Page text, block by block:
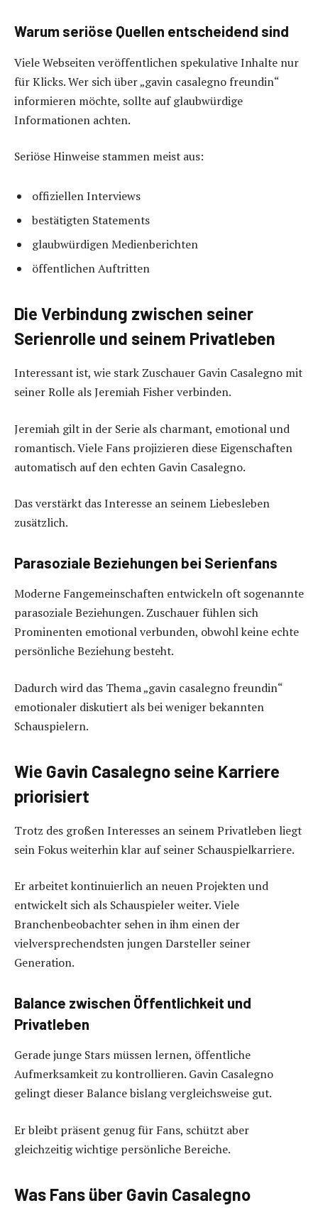
Warum seriöse Quellen entscheidend sind
Viele Webseiten veröffentlichen spekulative Inhalte nur
für Klicks. Wer sich über „gavin casalegno freundin“
informieren möchte, sollte auf glaubwürdige
Informationen achten.
Seriöse Hinweise stammen meist aus:
offiziellen Interviews
bestätigten Statements
glaubwürdigen Medienberichten
öffentlichen Auftritten
Die Verbindung zwischen seiner
Serienrolle und seinem Privatleben
Interessant ist, wie stark Zuschauer Gavin Casalegno mit
seiner Rolle als Jeremiah Fisher verbinden.
Jeremiah gilt in der Serie als charmant, emotional und
romantisch. Viele Fans projizieren diese Eigenschaften
automatisch auf den echten Gavin Casalegno.
Das verstärkt das Interesse an seinem Liebesleben
zusätzlich.
Parasoziale Beziehungen bei Serienfans
Moderne Fangemeinschaften entwickeln oft sogenannte
parasoziale Beziehungen. Zuschauer fühlen sich
Prominenten emotional verbunden, obwohl keine echte
persönliche Beziehung besteht.
Dadurch wird das Thema „gavin casalegno freundin“
emotionaler diskutiert als bei weniger bekannten
Schauspielern.
Wie Gavin Casalegno seine Karriere
priorisiert
Trotz des großen Interesses an seinem Privatleben liegt
sein Fokus weiterhin klar auf seiner Schauspielkarriere.
Er arbeitet kontinuierlich an neuen Projekten und
entwickelt sich als Schauspieler weiter. Viele
Branchenbeobachter sehen in ihm einen der
vielversprechendsten jungen Darsteller seiner
Generation.
Balance zwischen Öffentlichkeit und
Privatleben
Gerade junge Stars müssen lernen, öffentliche
Aufmerksamkeit zu kontrollieren. Gavin Casalegno
gelingt dieser Balance bislang vergleichsweise gut.
Er bleibt präsent genug für Fans, schützt aber
gleichzeitig wichtige persönliche Bereiche.
Was Fans über Gavin Casalegno